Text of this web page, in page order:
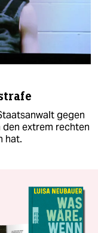
gegen
extrem rechten
hat.